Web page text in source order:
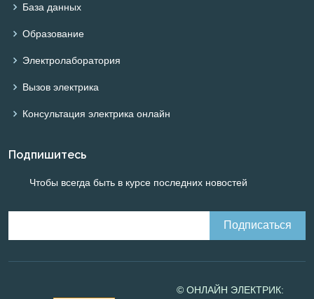
База данных
Образование
Электролаборатория
Вызов электрика
Консультация электрика онлайн
Подпишитесь
Чтобы всегда быть в курсе последних новостей
© ОНЛАЙН ЭЛЕКТРИК: